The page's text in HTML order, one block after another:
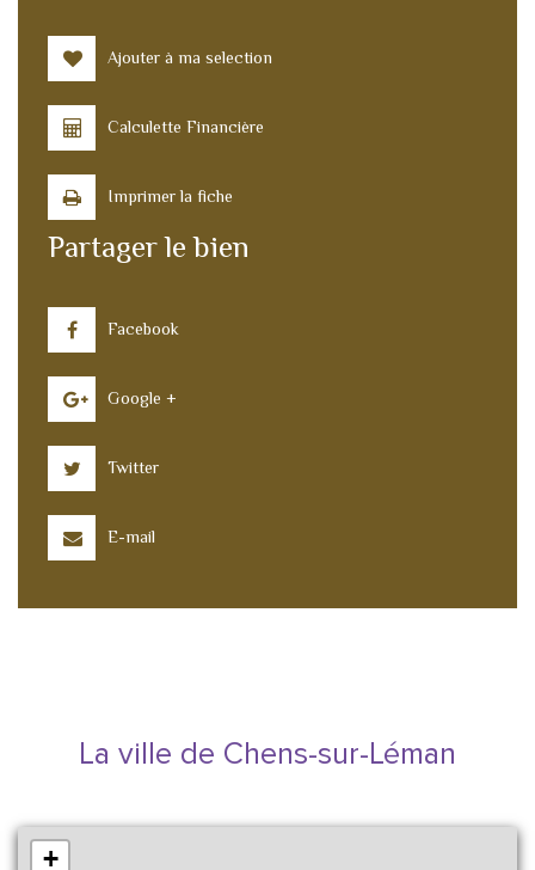
Ajouter à ma selection
Calculette Financière
Imprimer la fiche
Partager le bien
Facebook
Google +
Twitter
E-mail
La ville de Chens-sur-Léman
+